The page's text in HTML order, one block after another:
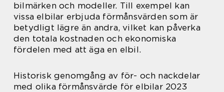
bilmärken och modeller. Till exempel kan
vissa elbilar erbjuda förmånsvärden som är
betydligt lägre än andra, vilket kan påverka
den totala kostnaden och ekonomiska
fördelen med att äga en elbil.
Historisk genomgång av för- och nackdelar
med olika förmånsvärde för elbilar 2023